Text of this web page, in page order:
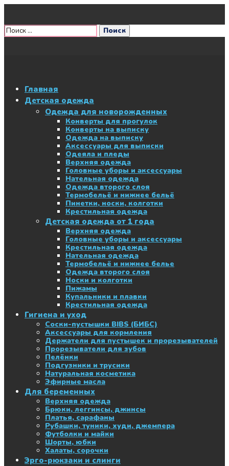
Главная
Детская одежда
Одежда для новорожденных
Конверты для прогулок
Конверты на выписку
Одежда на выписку
Аксессуары для выписки
Одеяла и пледы
Верхняя одежда
Головные уборы и аксессуары
Нательная одежда
Одежда второго слоя
Термобельё и нижнее бельё
Пинетки, носки, колготки
Крестильная одежда
Детская одежда от 1 года
Верхняя одежда
Головные уборы и аксессуары
Крестильная одежда
Нательная одежда
Термобельё и нижнее белье
Одежда второго слоя
Носки и колготки
Пижамы
Купальники и плавки
Крестильная одежда
Гигиена и уход
Соски-пустышки BIBS (БИБС)
Аксессуары для кормления
Держатели для пустышек и прорезывателей
Прорезыватели для зубов
Пелёнки
Подгузники и трусики
Натуральная косметика
Эфирные масла
Для беременных
Верхняя одежда
Брюки, леггинсы, джинсы
Платья, сарафаны
Рубашки, туники, худи, джемпера
Футболки и майки
Шорты, юбки
Халаты, сорочки
Эрго-рюкзаки и слинги